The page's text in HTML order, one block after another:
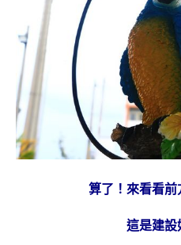
算了！來看看前
這是建設